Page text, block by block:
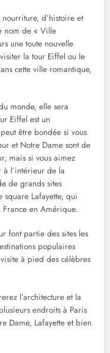
d’histoire et
nom de « Ville
une toute nouvelle
la tour Eiffel ou le
cette ville romantique,
monde, elle sera
Eiffel est un
être bondée si vous
et Notre Dame sont de
mais si vous aimez
à l’intérieur de la
de grands sites
square Lafayette, qui
en Amérique.
font partie des sites les
populaires
à pied des célèbres
l’architecture et la
endroits à Paris
Dame, Lafayette et bien